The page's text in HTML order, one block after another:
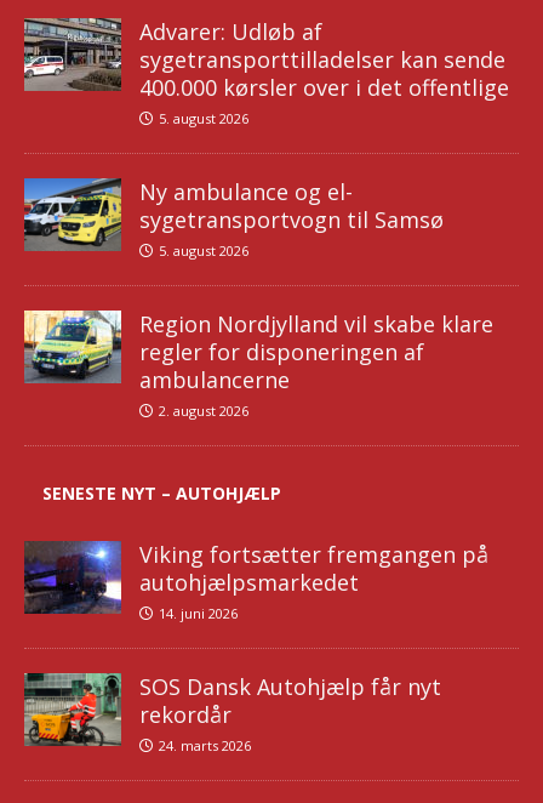
Advarer: Udløb af
sygetransporttilladelser kan sende
400.000 kørsler over i det offentlige
5. august 2026
Ny ambulance og el-
sygetransportvogn til Samsø
5. august 2026
Region Nordjylland vil skabe klare
regler for disponeringen af
ambulancerne
2. august 2026
SENESTE NYT – AUTOHJÆLP
Viking fortsætter fremgangen på
autohjælpsmarkedet
14. juni 2026
SOS Dansk Autohjælp får nyt
rekordår
24. marts 2026